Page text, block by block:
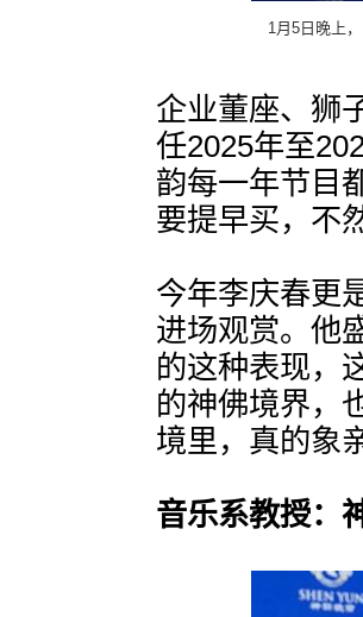
1月5日晚上
企业董座、狮
任2025年至
韵每一年节目
要提早买，不
今年李庆春更
进场观赏。他
的这种表现，
的神佛境界，
境里，真的象
音乐系教授：